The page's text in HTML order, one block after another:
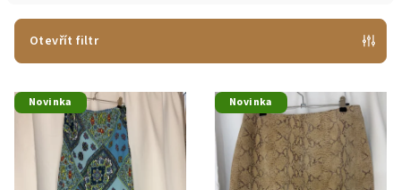
r
o
d
Otevřít filtr
V
ý
Novinka Novinka